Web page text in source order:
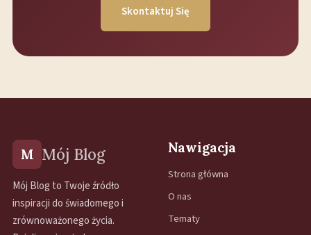
Skontaktuj Się
M Mój Blog
Mój Blog to Twoje źródło
inspiracji do świadomego i
zrównoważonego życia.
Nawigacja
Strona główna
O nas
Tematy